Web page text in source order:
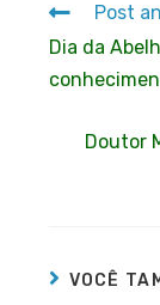
Post
Dia da
Doutor
VOCÊ